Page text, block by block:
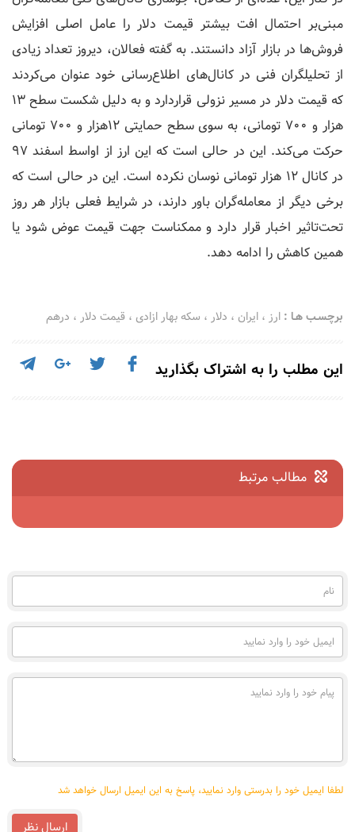
مبنی‌بر احتمال افت بیشتر قیمت دلار را عامل اصلی افزایش
فروش‌ها در بازار آزاد دانستند. به گفته فعالان، دیروز تعداد زیادی
از تحلیلگران فنی در کانال‌های اطلاع‌رسانی خود عنوان می‌کردند
که قیمت دلار در مسیر نزولی قراردارد و به دلیل شکست سطح ۱۳
هزار و ۷۰۰ تومانی، به سوی سطح حمایتی ۱۲هزار و ۷۰۰ تومانی
حرکت می‌کند. این در حالی است که این ارز از اواسط اسفند ۹۷
در کانال ۱۲ هزار تومانی نوسان نکرده است. این در حالی است که
برخی دیگر از معامله‌گران باور دارند، در شرایط فعلی بازار هر روز
تحت‌تاثیر اخبار قرار دارد و ممکناست جهت قیمت عوض شود یا
همین کاهش را ادامه دهد.
برچسـب هـا : ارز ، ایران ، دلار ، سکه بهار ازادی ، قیمت دلار ، درهم
این مطلب را به اشتراک بگذارید
مطالب مرتبط
نام
(به
ایمیل
خود
وارد
نمایید
پیام
خود
لطفا ایمیل خود را بدرستی وارد نمایید، پاسخ به این ایمیل ارسال خواهد شد
ارسال نظر